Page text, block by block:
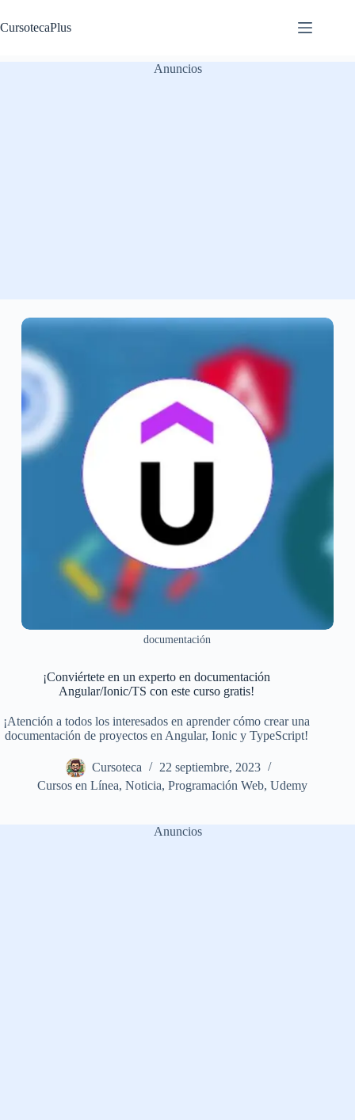
al
contenido
CursotecaPlus
Anuncios
documentación
¡Conviértete en un experto en documentación
Angular/Ionic/TS con este curso gratis!
¡Atención a todos los interesados en aprender cómo crear una
documentación de proyectos en Angular, Ionic y TypeScript!
Cursoteca
22 septiembre, 2023
Cursos en Línea, Noticia, Programación Web, Udemy
Anuncios